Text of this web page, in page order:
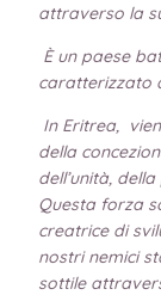
attraverso la
È un paese
caratterizzato
In Eritrea,
della
dell’unità,
Questa forza
creatrice di
nostri nemici
sottile